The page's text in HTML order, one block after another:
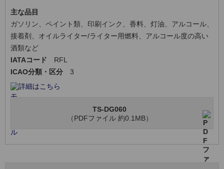
主な品目
ガソリン、ペイント類、印刷インク、香料、灯油、アルコール、
接着剤、オイルライター/ライター用燃料、アルコール度の高い
酒類など
IATAコード RFL
ICAO分類・区分 3
詳細はこちら
TS-DG060
（PDFファイル 約0.1MB）